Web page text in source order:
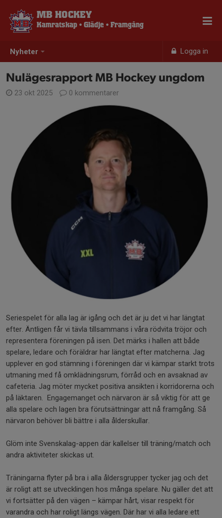
Nyheter Logga in
MB HOCKEY
Kamratskap • Glädje • Framgång
Nulägesrapport MB Hockey ungdom
23 okt 2025 0 kommentarer
Seriespelet för alla lag är igång och det är ju det vi har längtat
efter. Äntligen får vi tävla tillsammans i våra rödvita tröjor och
representera föreningen på isen. Det märks i hallen att både
spelare, ledare och föräldrar har längtat efter matcherna. Jag
upplever en god stämning i föreningen där vi kämpar starkt trots
utmaning med få omklädningsrum, förråd och en avsaknad av
cafeteria. Jag möter mycket positiva ansikten i korridorerna och
på läktaren. Engagemanget och närvaron är så viktig för att ge
alla spelare och lagen bra förutsättningar att nå framgång. Så
närvaron behöver bli bättre i alla ålderskullar.
Glöm inte Svenskalag-appen där kallelser till träning/match och
andra aktiviteter skickas ut.
Träningarna flyter på bra i alla åldersgrupper tycker jag och det
är roligt att se utvecklingen hos många spelare. Nu gäller det att
vi fortsätter på den vägen – kämpar hårt, visar respekt för
varandra och har roligt längs vägen. Där har vi alla ledare ett